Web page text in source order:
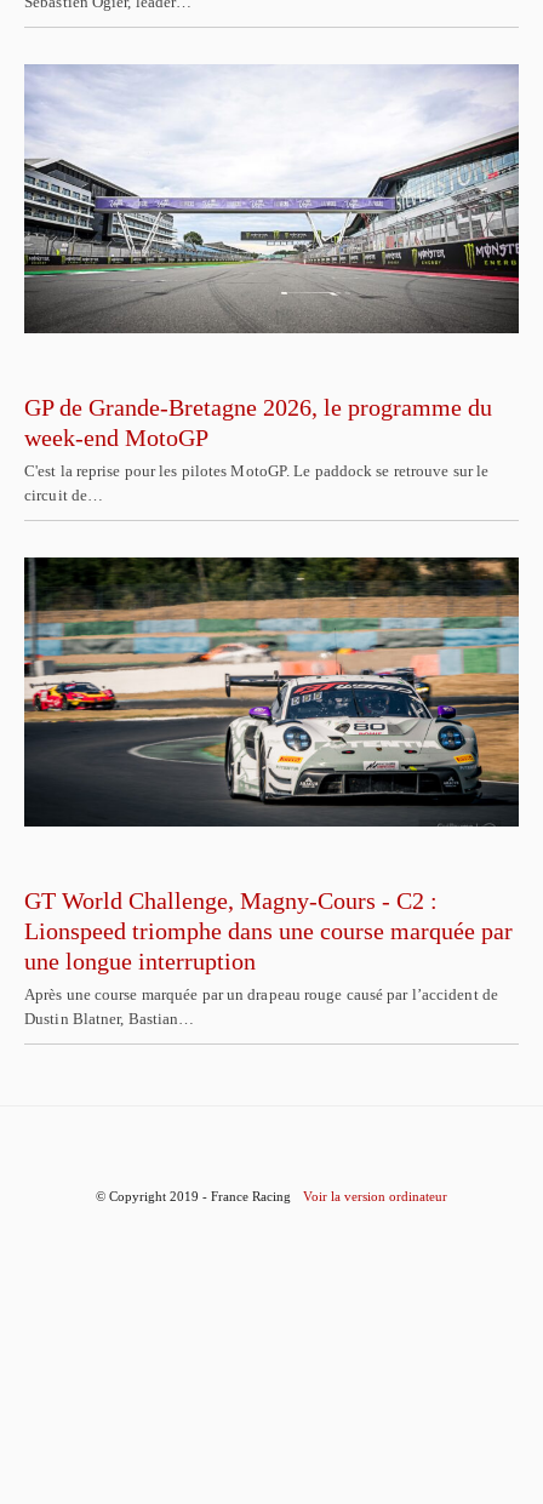
GP de Grande-Bretagne 2026, le programme du
week-end MotoGP
C'est la reprise pour les pilotes MotoGP. Le paddock se retrouve sur le
circuit de…
GT World Challenge, Magny-Cours - C2 :
Lionspeed triomphe dans une course marquée par
une longue interruption
Après une course marquée par un drapeau rouge causé par l’accident de
Dustin Blatner, Bastian…
© Copyright 2019 - France Racing Voir la version ordinateur